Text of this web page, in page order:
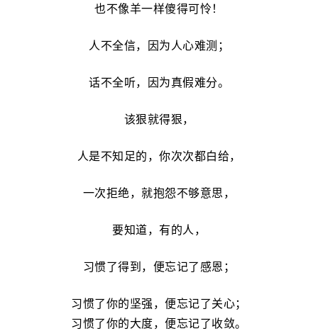
也不像羊一样傻得可怜！
人不全信，因为人心难测；
话不全听，因为真假难分。
该狠就得狠，
人是不知足的，你次次都白给，
一次拒绝，就抱怨不够意思，
要知道，有的人，
习惯了得到，便忘记了感恩；
习惯了你的坚强，便忘记了关心；
习惯了你的大度，便忘记了收敛。